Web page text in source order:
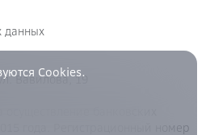
данных
Вавилова, 19
банковских
года. Регистрационный номер
Cookies.